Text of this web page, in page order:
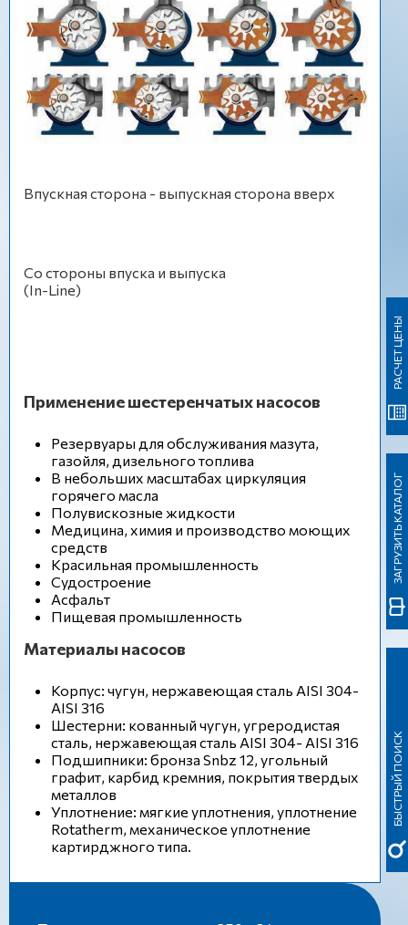
Впускная сторона - выпускная сторона вверх
Со стороны впуска и выпуска
(In-Line)
Применение шестеренчатых насосов
Резервуары для обслуживания мазута,
газойля, дизельного топлива
В небольших масштабах циркуляция
горячего масла
Полувискозные жидкости
Медицина, химия и производство моющих
средств
Красильная промышленность
Судостроение
Асфальт
Пищевая промышленность
Материалы насосов
Корпус: чугун, нержавеющая сталь AISI 304-
AISI 316
Шестерни: кованный чугун, угреродистая
сталь, нержавеющая сталь AISI 304- AISI 316
Подшипники: бронза Snbz 12, угольный
графит, карбид кремния, покрытия твердых
металлов
Уплотнение: мягкие уплотнения, уплотнение
Rotatherm, механическое уплотнение
картирджного типа.
БЫСТРЫЙ ПОИСК
ЗАГРУЗИТЬ КАТАЛОГ
РАСЧЕТ ЦЕНЫ